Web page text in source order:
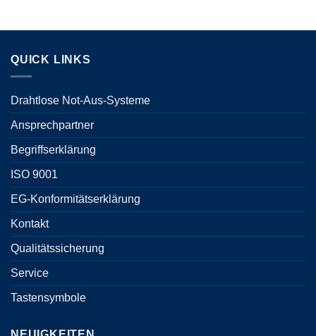
QUICK LINKS
Drahtlose Not-Aus-Systeme
Ansprechpartner
Begriffserklärung
ISO 9001
EG-Konformitätserklärung
Kontakt
Qualitätssicherung
Service
Tastensymbole